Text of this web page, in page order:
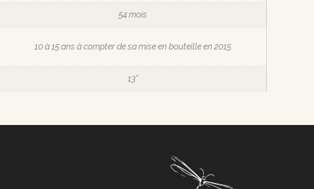
54 mois
10 à 15 ans à compter de sa mise en bouteille en 2015
13°